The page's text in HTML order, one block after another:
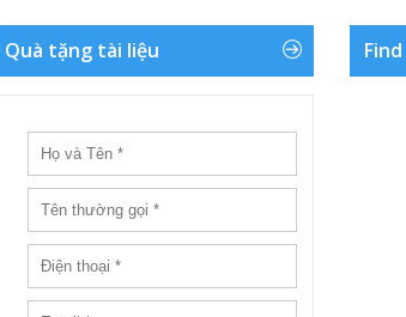
Quà tặng tài liệu